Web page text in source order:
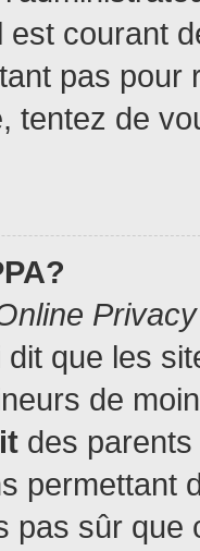
est courant
pas pour
tentez de
que les
de
des parents
permettant
pas sûr